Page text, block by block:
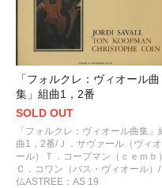
「フォルクレ：ヴィオール曲
集」組曲1，2番
SOLD OUT
「フォルクレ：ヴィオール曲集」
曲1，2番/Ｊ．サヴァール（ヴィオ
ール）Ｔ．コープマン（ｃｅｍｂ）
Ｃ．コワン（バス・ヴィオール）/
仏ASTREE：AS 19